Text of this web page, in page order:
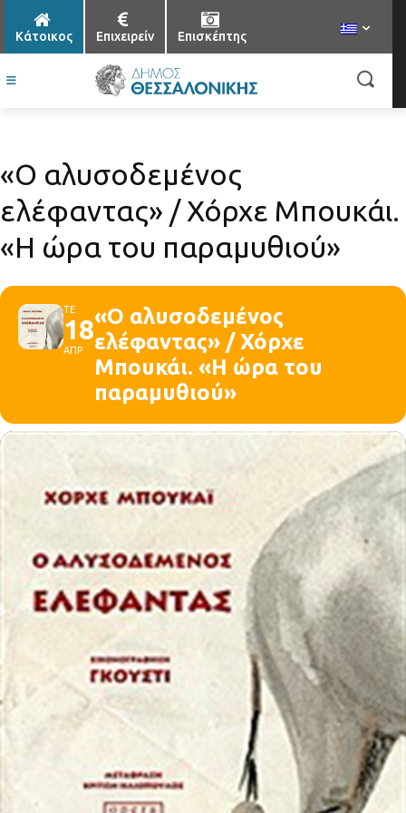
Κάτοικος Επιχειρείν Επισκέπτης
«Ο αλυσοδεμένος
ελέφαντας» / Χόρχε Μπουκάι.
«Η ώρα του παραμυθιού»
ΤΕ
18
ΑΠΡ
«Ο αλυσοδεμένος
ελέφαντας» / Χόρχε
Μπουκάι. «Η ώρα του
παραμυθιού»